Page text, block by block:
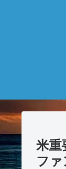
米重
ファ